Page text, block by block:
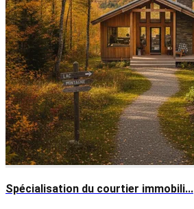
Spécialisation du courtier immobili...